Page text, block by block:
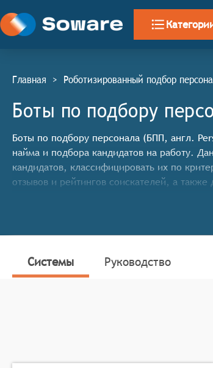
Главная > Роботизированный подбор
Боты по подбору
Боты по подбору персонала (БПП, англ.
найма и подбора кандидатов на работу.
кандидатов, классифицировать их по
отзывов и рейтингов соискателей, а
Классификатор программных продуктов
Сбор и структурирование резюме:
Планирование собеседований:
Взаимодействие с кандидатами:
Системы Руководство